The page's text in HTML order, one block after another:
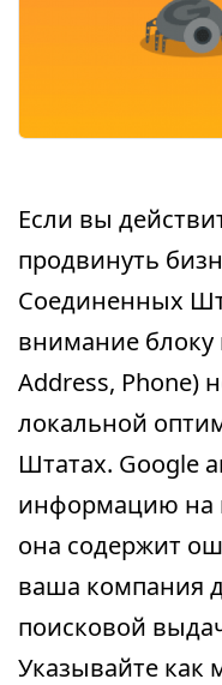
Если вы
продвинуть
Соединенных
внимание блоку
Address, Phone)
локальной
Штатах. Google
информацию на
она содержит
ваша компания
поисковой
Указывайте